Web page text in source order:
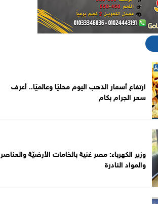
ارتفاع أسعار الذهب اليوم محليًا وعالميًا.. أعرف
سعر الجرام بكام
وزير الكهرباء: مصر غنية بالخامات الأرضيّة والعناصر
والمواد النادرة